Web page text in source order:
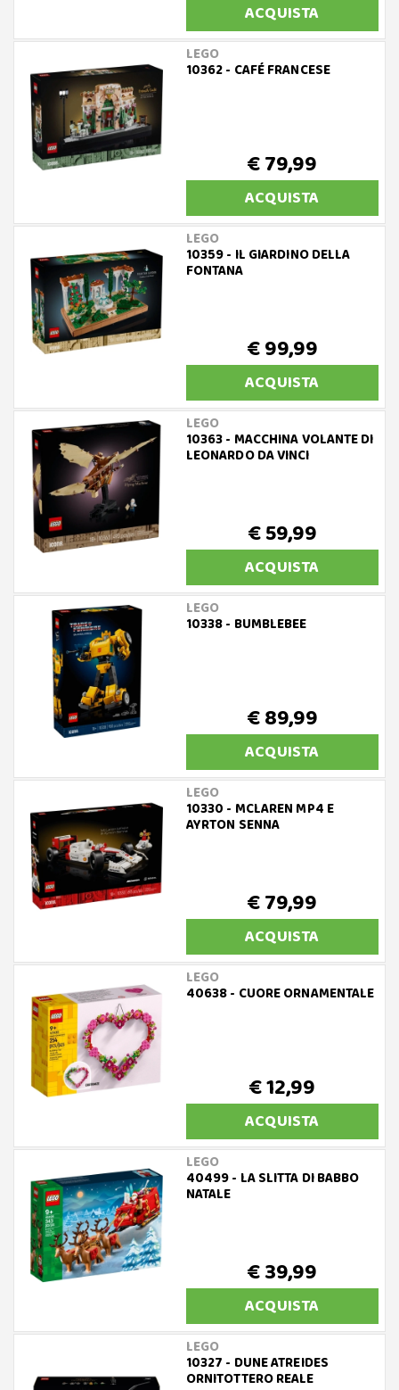
ACQUISTA
LEGO
10362 - CAFÉ FRANCESE
€ 79,99
ACQUISTA
LEGO
10359 - IL GIARDINO DELLA
FONTANA
€ 99,99
ACQUISTA
LEGO
10363 - MACCHINA VOLANTE DI
LEONARDO DA VINCI
€ 59,99
ACQUISTA
LEGO
10338 - BUMBLEBEE
€ 89,99
ACQUISTA
LEGO
10330 - MCLAREN MP4 E
AYRTON SENNA
€ 79,99
ACQUISTA
LEGO
40638 - CUORE ORNAMENTALE
€ 12,99
ACQUISTA
LEGO
40499 - LA SLITTA DI BABBO
NATALE
€ 39,99
ACQUISTA
LEGO
10327 - DUNE ATREIDES
ORNITOTTERO REALE